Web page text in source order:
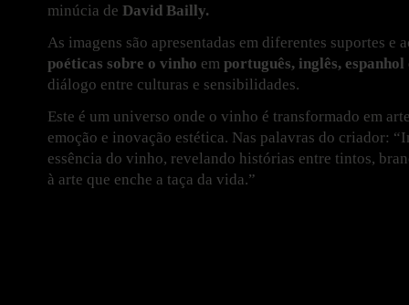
minúcia de David Bailly.
As imagens são apresentadas em diferentes suportes e
poéticas sobre o vinho em português, inglês, espanhol
diálogo entre culturas e sensibilidades.
Este é um universo onde o vinho é transformado em
emoção e inovação estética. Nas palavras do criador:
essência do vinho, revelando histórias entre tintos,
à arte que enche a taça da vida.”